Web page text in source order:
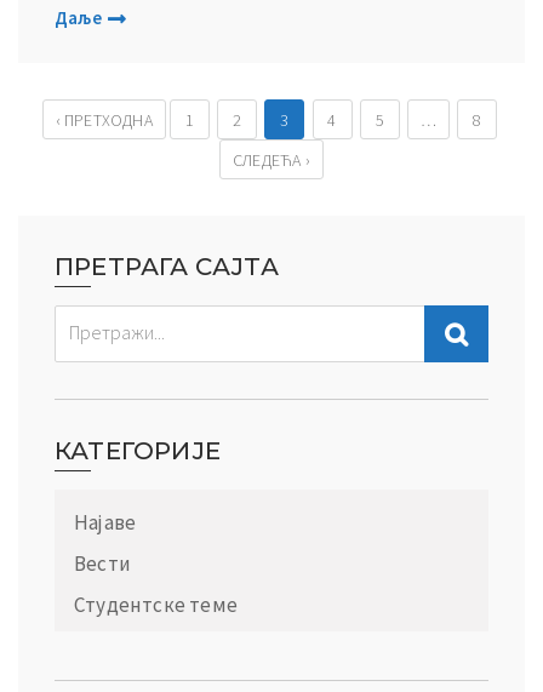
Даље
‹ ПРЕТХОДНА 1 2 3 4 5 …
8
СЛЕДЕЋА ›
ПРЕТРАГА САЈТА
КАТЕГОРИЈЕ
Најаве
Вести
Студентске теме